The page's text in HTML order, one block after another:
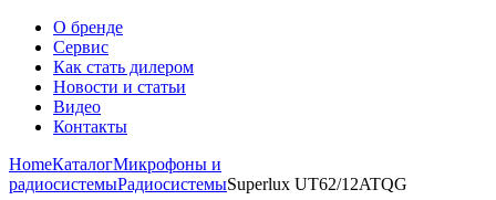
О бренде
Сервис
Как стать дилером
Новости и статьи
Видео
Контакты
HomeКаталогМикрофоны и
радиосистемыРадиосистемыSuperlux UT62/12ATQG